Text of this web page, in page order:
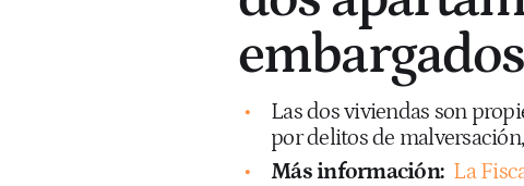
Las dos viviendas son
por delitos de
Más información: La